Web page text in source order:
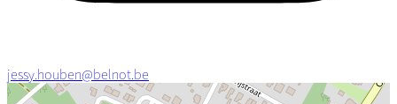
jessy.houben@belnot.be